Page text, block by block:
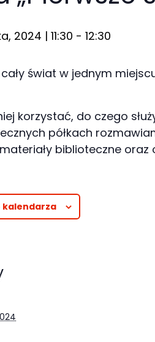
2024 | 11:30 - 12:30
świat w jednym
korzystać, do czego
półkach
biblioteczne
kalendarza